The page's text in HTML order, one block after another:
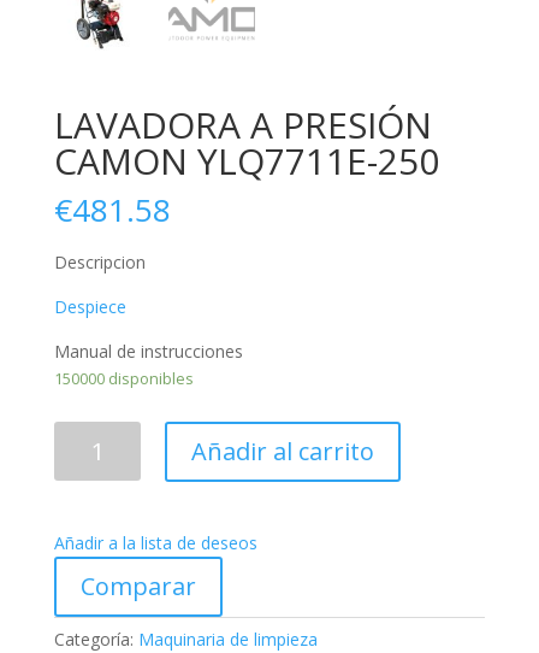
LAVADORA A PRESIÓN
CAMON YLQ7711E-250
€481.58
Descripcion
Despiece
Manual de instrucciones
150000 disponibles
YLQ7711E-
cantidad
Añadir al carrito
Añadir a la lista de deseos
Comparar
Categoría: Maquinaria de limpieza